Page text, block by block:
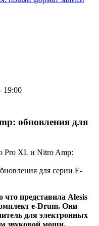
19:00
обновления для
Pro XL и Nitro Amp:
что представила Alesis
e-Drum. Они
для электронных